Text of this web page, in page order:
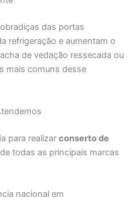
das portas
refrigeração e aumentam o
de vedação ressecada ou
mais comuns desse
para realizarconserto de
de todas as principais marcas
nacional em